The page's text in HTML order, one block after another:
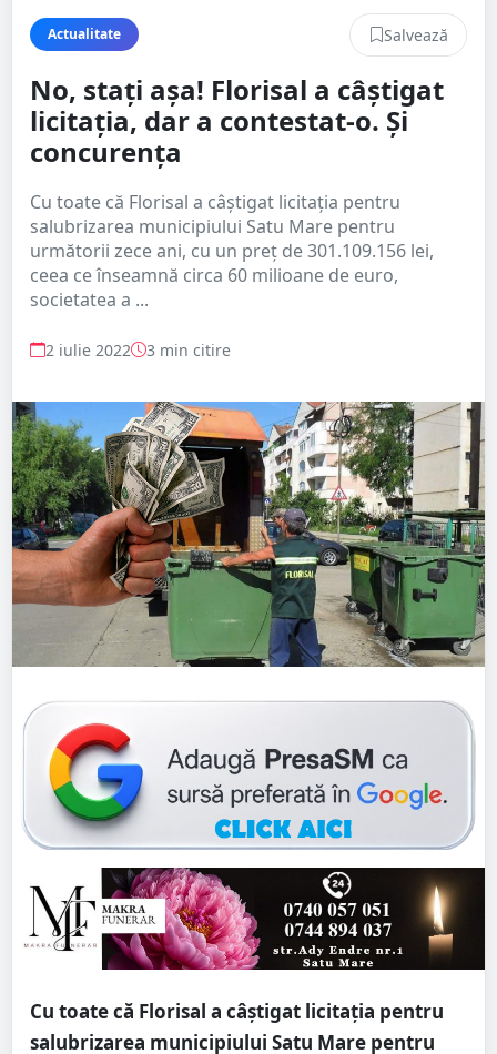
Actualitate Salvează
No, stați așa! Florisal a câștigat
licitația, dar a contestat-o. Și
concurența
Cu toate că Florisal a câștigat licitația pentru
salubrizarea municipiului Satu Mare pentru
următorii zece ani, cu un preț de 301.109.156 lei,
ceea ce înseamnă circa 60 milioane de euro,
societatea a ...
2 iulie 2022 3 min citire
Cu toate că Florisal a câștigat licitația pentru
salubrizarea municipiului Satu Mare pentru